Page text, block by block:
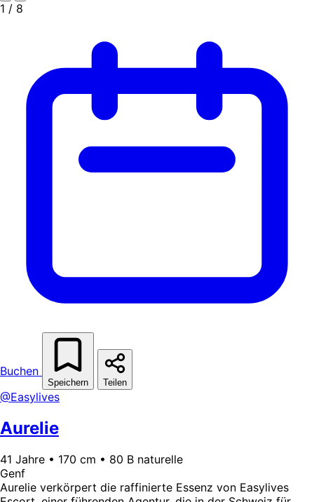
1 / 8
Buchen
Speichern Teilen
@Easylives
Aurelie
41 Jahre • 170 cm • 80 B naturelle
Genf
Aurelie verkörpert die raffinierte Essenz von Easylives